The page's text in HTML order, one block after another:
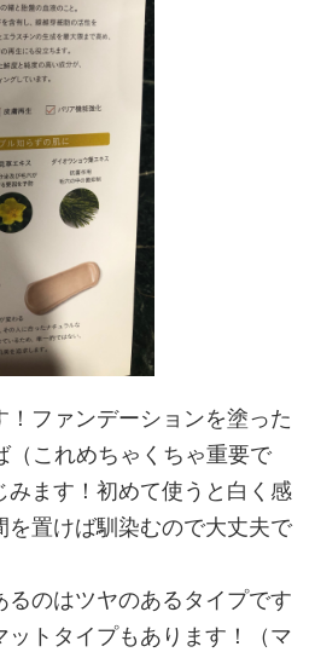
！ファンデーションを塗った
（これめちゃくちゃ重要で
みます！初めて使うと白く感
を置けば馴染むので大丈夫で
のはツヤのあるタイプです
ットタイプもあります！（マ